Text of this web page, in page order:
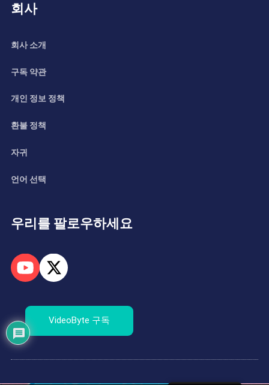
회사
회사 소개
구독 약관
개인 정보 정책
환불 정책
자귀
언어 선택
우리를 팔로우하세요
VideoByte 구독